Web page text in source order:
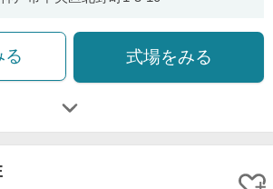
る 式場をみる